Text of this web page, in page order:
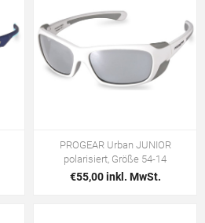
PROGEAR Urban JUNIOR
polarisiert, Größe 54-14
€55,00 inkl. MwSt.